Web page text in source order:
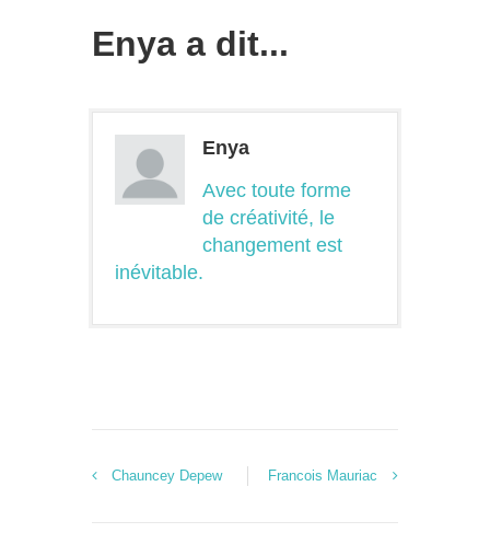
Enya a dit...
Enya
Avec toute forme
de créativité, le
changement est
inévitable.
Chauncey Depew Francois Mauriac